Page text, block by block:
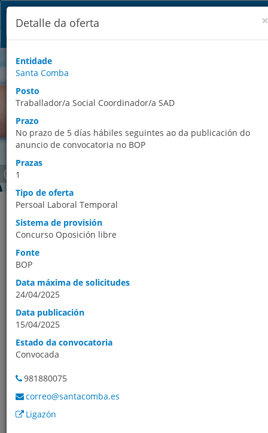
Ofertas de emprego
Este espazo permite ao usuario acceder aos datos agregados de
publicadas en Boletíns Oficiais. A búsqueda das ofertas de
emprego vixentes pode facerse por provincia, premendo no
correspondente, ou premendo na opción búsqueda avanzada,
que permite afinar os criterios da mesma. Os resultados das
publicación da oferta.
×
Detalle da oferta
Entidade
Santa Comba
Posto
Traballador/a Social Coordinador/a SAD
Prazo
No prazo de 5 días hábiles seguintes ao da publicación do
anuncio de convocatoria no BOP
Prazas
1
Tipo de oferta
Persoal Laboral Temporal
Sistema de provisión
Concurso Oposición libre
Fonte
BOP
Data máxima de solicitudes
24/04/2025
Data publicación
15/04/2025
Estado da convocatoria
Convocada
981880075
correo@santacomba.es
Ligazón
GALICIA
A CORUÑA
LUGO